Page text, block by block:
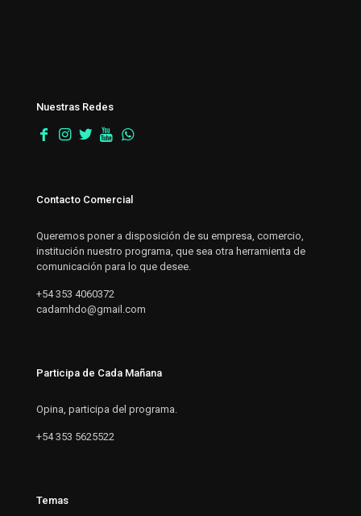
Nuestras Redes
Contacto Comercial
Queremos poner a disposición de su empresa, comercio,
institución nuestro programa, que sea otra herramienta de
comunicación para lo que desee.
+54 353 4060372
cadamhdo@gmail.com
Participa de Cada Mañana
Opina, participa del programa.
+54 353 5625522
Temas